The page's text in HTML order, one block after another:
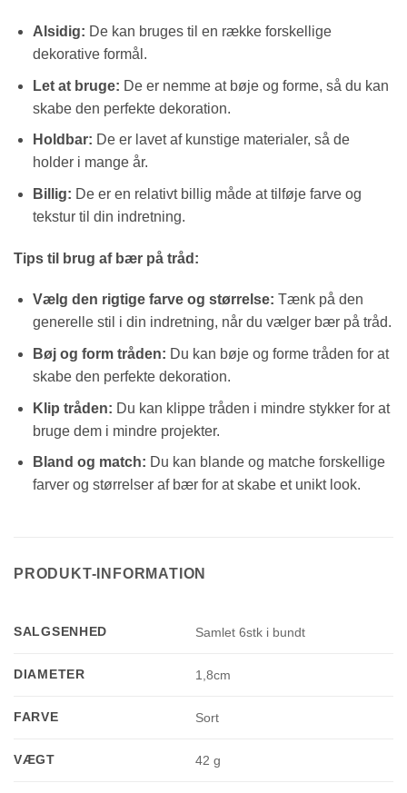
Alsidig: De kan bruges til en række forskellige
dekorative formål.
Let at bruge: De er nemme at bøje og forme, så du kan
skabe den perfekte dekoration.
Holdbar: De er lavet af kunstige materialer, så de
holder i mange år.
Billig: De er en relativt billig måde at tilføje farve og
tekstur til din indretning.
Tips til brug af bær på tråd:
Vælg den rigtige farve og størrelse: Tænk på den
generelle stil i din indretning, når du vælger bær på tråd.
Bøj og form tråden: Du kan bøje og forme tråden for at
skabe den perfekte dekoration.
Klip tråden: Du kan klippe tråden i mindre stykker for at
bruge dem i mindre projekter.
Bland og match: Du kan blande og matche forskellige
farver og størrelser af bær for at skabe et unikt look.
PRODUKT-INFORMATION
SALGSENHED Samlet 6stk i bundt
DIAMETER 1,8cm
FARVE Sort
VÆGT 42 g